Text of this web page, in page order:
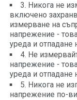
3. Никога не
включено
измерване на
напрежение -
уреда и отпадане
4. Не
напрежение -
уреда и отпадане
5. Никога не
напрежение по-